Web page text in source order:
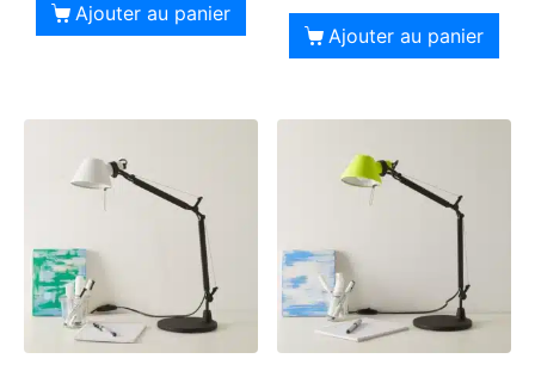
Ajouter au panier
Ajouter au panier